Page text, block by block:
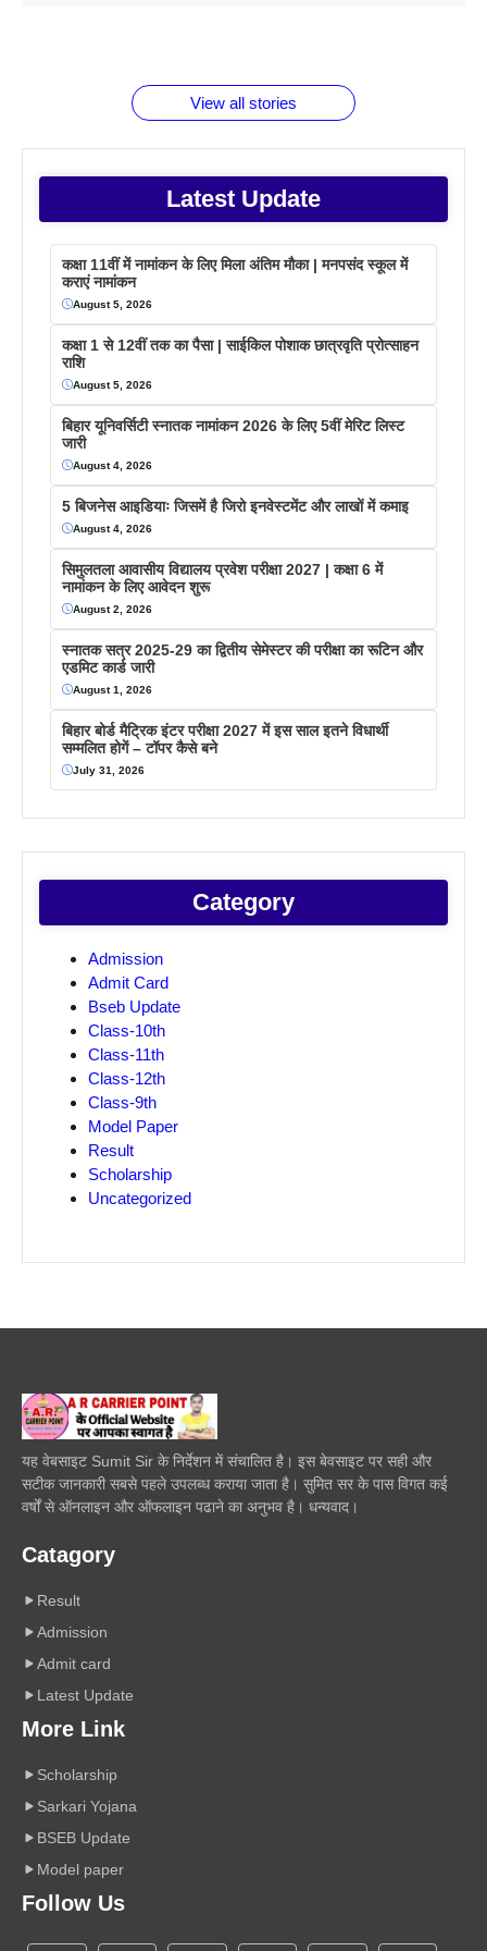
View all stories
Latest Update
कक्षा 11वीं में नामांकन के लिए मिला अंतिम मौका | मनपसंद स्कूल में
कराएं नामांकन
August 5, 2026
कक्षा 1 से 12वीं तक का पैसा | साईकिल पोशाक छात्रवृति प्रोत्साहन
राशि
August 5, 2026
बिहार यूनिवर्सिटी स्नातक नामांकन 2026 के लिए 5वीं मेरिट लिस्ट
जारी
August 4, 2026
5 बिजनेस आइडियाः जिसमें है जिरो इनवेस्टमेंट और लाखों में कमाइ
August 4, 2026
सिमुलतला आवासीय विद्यालय प्रवेश परीक्षा 2027 | कक्षा 6 में
नामांकन के लिए आवेदन शुरू
August 2, 2026
स्नातक सत्र 2025-29 का द्वितीय सेमेस्टर की परीक्षा का रूटिन और
एडमिट कार्ड जारी
August 1, 2026
बिहार बोर्ड मैट्रिक इंटर परीक्षा 2027 में इस साल इतने विधार्थी
सम्मलित होगें – टॉपर कैसे बने
July 31, 2026
Category
Admission
Admit Card
Bseb Update
Class-10th
Class-11th
Class-12th
Class-9th
Model Paper
Result
Scholarship
Uncategorized
यह वेबसाइट Sumit Sir के निर्देशन में संचालित है। इस बेवसाइट पर सही और
सटीक जानकारी सबसे पहले उपलब्ध कराया जाता है। सुमित सर के पास विगत कई
वर्षों से ऑनलाइन और ऑफलाइन पढाने का अनुभव है। धन्यवाद।
Catagory
Result
Admission
Admit card
Latest Update
More Link
Scholarship
Sarkari Yojana
BSEB Update
Model paper
Follow Us